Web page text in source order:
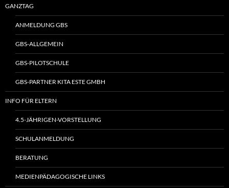
GANZTAG
ANMELDUNG GBS
GBS-ALLGEMEIN
GBS-PILOTSCHULE
GBS-PARTNER KITA ESTE GMBH
INFO FÜR ELTERN
4.5-JÄHRIGEN-VORSTELLUNG
SCHULANMELDUNG
BERATUNG
MEDIENPÄDAGOGISCHE LINKS